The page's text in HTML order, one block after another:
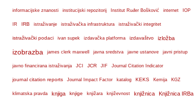
informacijske znanosti institucijski repozitorij Institut Ruđer Bošković internet IOP
IR IRB istraživanje istraživačka infrastruktura istraživački integritet
istraživački podaci ivan supek izdavačka platforma izdavaštvo izložba
izobrazba james clerk maxwell javna sredstva javne ustanove javni pristup
javno financirana istraživanja JCI JCR JIF Journal Citation Indicator
journal citation reports Journal Impact Factor katalog KEKS Kemija KGZ
klimatska pravda knjiga knjige knjižara književnost knjižnica Knjižnica IRBa